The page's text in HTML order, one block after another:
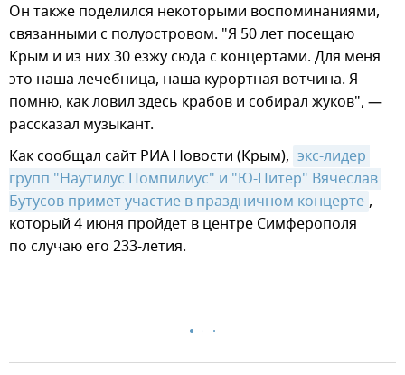
Он также поделился некоторыми воспоминаниями,
связанными с полуостровом. "Я 50 лет посещаю
Крым и из них 30 езжу сюда с концертами. Для меня
это наша лечебница, наша курортная вотчина. Я
помню, как ловил здесь крабов и собирал жуков", —
рассказал музыкант.
Как сообщал сайт РИА Новости (Крым), экс-лидер
групп "Наутилус Помпилиус" и "Ю-Питер" Вячеслав
Бутусов примет участие в праздничном концерте ,
который 4 июня пройдет в центре Симферополя
по случаю его 233-летия.